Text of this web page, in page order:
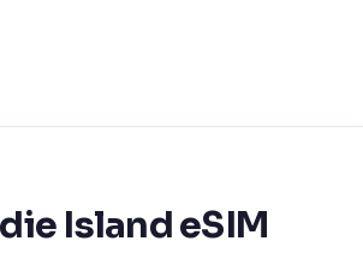
Island eSIM